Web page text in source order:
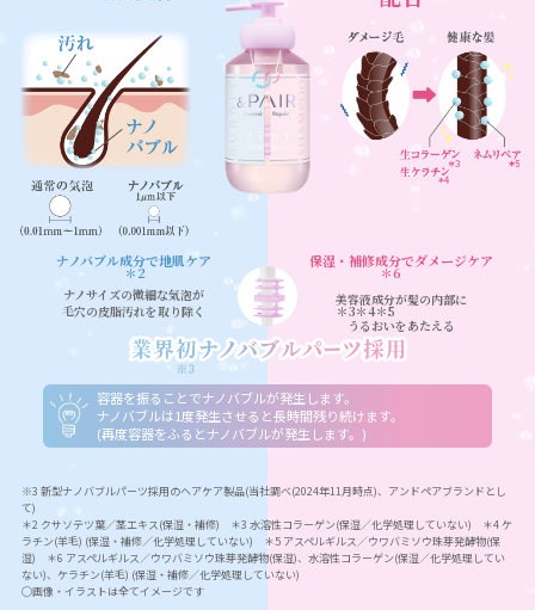
ナノバブル成分
＊2
で地肌ケア
ナノサイズの微細な気泡が
毛穴の皮脂汚れを取り除く
保湿・補修成分
＊6
でダメージケア
美容液成分
＊3＊4＊5
が髪の内部に
うるおいをあたえる
容器を振ることでナノバブルが発生します。
ナノバブルは1度発生させると長時間残り続けます。
(再度容器をふるとナノバブルが発生します。)
※3 新型ナノバブルパーツ採用のヘアケア製品(当社調べ(2024年11月時点)、アンドペアブランドとし
て)
＊2 クサソテツ葉／茎エキス(保湿・補修) ＊3 水溶性コラーゲン(保湿／化学処理していない) ＊4 ケ
ラチン(羊毛) (保湿・補修／化学処理していない) ＊5 アスペルギルス／ウワバミソウ珠芽発酵物(保
湿) ＊6 アスペルギルス／ウワバミソウ珠芽発酵物(保湿)、水溶性コラーゲン(保湿／化学処理してい
ない)、ケラチン(羊毛) (保湿・補修／化学処理していない)
◯画像・イラストは全てイメージです